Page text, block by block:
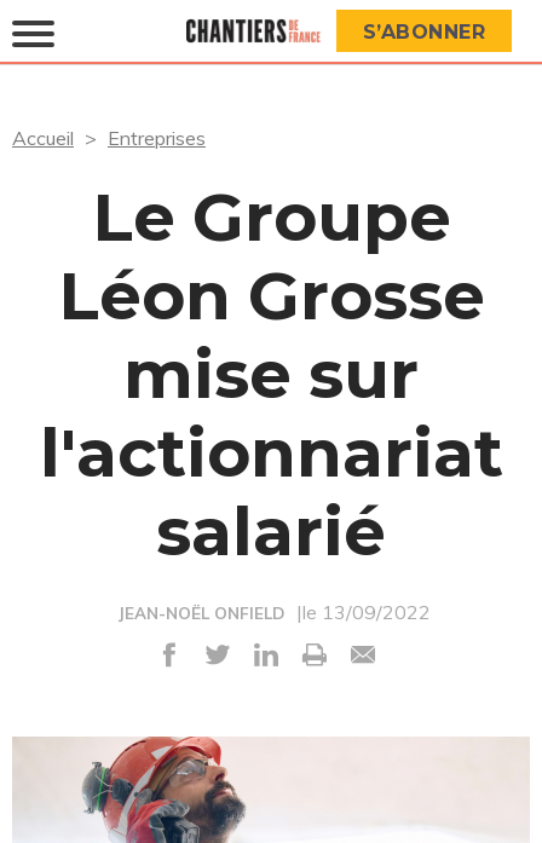
S’ABONNER
Accueil Entreprises
Le Groupe
Léon Grosse
mise sur
l'actionnariat
salarié
JEAN-NOËL ONFIELD |le 13/09/2022